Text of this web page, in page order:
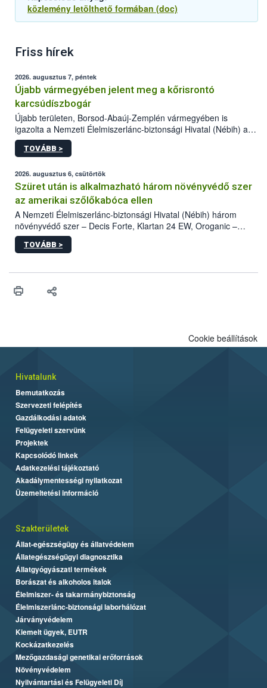
közlemény letölthető formában (doc)
Friss hírek
2026. augusztus 7, péntek
Újabb vármegyében jelent meg a kőrisrontó
karcsúdíszbogár
Újabb területen, Borsod-Abaúj-Zemplén vármegyében is
igazolta a Nemzeti Élelmiszerlánc-biztonsági Hivatal (Nébih) a
kőrisrontó karcsúdíszbogár (Agrilus planipennis) jelenlétét. A
kártevőt nem csak színcsapdában találták meg, de már fertőzött
az intenzív felderítést, emellett az intézkedéseket a szlovák
hatósággal is összehangolják a terjedés megállítása érdekében.
TOVÁBB >
2026. augusztus 6, csütörtök
Szüret után is alkalmazható három növényvédő szer
az amerikai szőlőkabóca ellen
A Nemzeti Élelmiszerlánc-biztonsági Hivatal (Nébih) három
növényvédő szer – Decis Forte, Klartan 24 EW, Oroganic –
engedélyokiratát módosította, így azok a szüretet követően,
egészen a vesszőérettség (BBCH 91) stádiumáig
érésű szőlőkben is legyen lehetőség a károsító elleni további
felhasználók számára is elérhető és ökológiai termesztésben is
TOVÁBB >
Cookie beállítások
Hivatalunk
Bemutatkozás
Szervezeti felépítés
Gazdálkodási adatok
Felügyeleti szervünk
Projektek
Kapcsolódó linkek
Adatkezelési tájékoztató
Akadálymentességi nyilatkozat
Üzemeltetési információ
Szakterületek
Állat-egészségügy és állatvédelem
Állategészségügyi diagnosztika
Állatgyógyászati termékek
Borászat és alkoholos italok
Élelmiszer- és takarmánybiztonság
Élelmiszerlánc-biztonsági laborhálózat
Járványvédelem
Kiemelt ügyek, EUTR
Kockázatkezelés
Mezőgazdasági genetikai erőforrások
Növényvédelem
Nyilvántartási és Felügyeleti Díj